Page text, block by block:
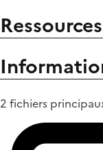
2 fichiers